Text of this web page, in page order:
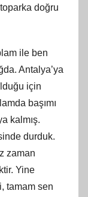
doğru
ile ben
Antalya’ya
için
başımı
kalmış.
durduk.
zaman
Yine
tamam sen